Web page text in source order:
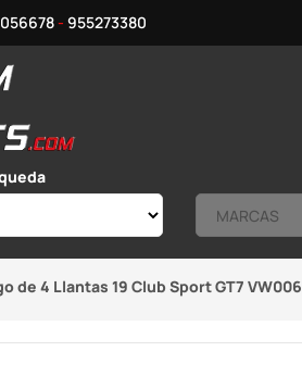
- 955273380
de 4 Llantas 19 Club Sport GT7 VW006